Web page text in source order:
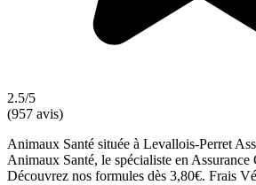
2.5/5
(957 avis)
Animaux Santé située à Levallois-Perret
Animaux Santé, le spécialiste en
Découvrez nos formules dès 3,80€. Frais